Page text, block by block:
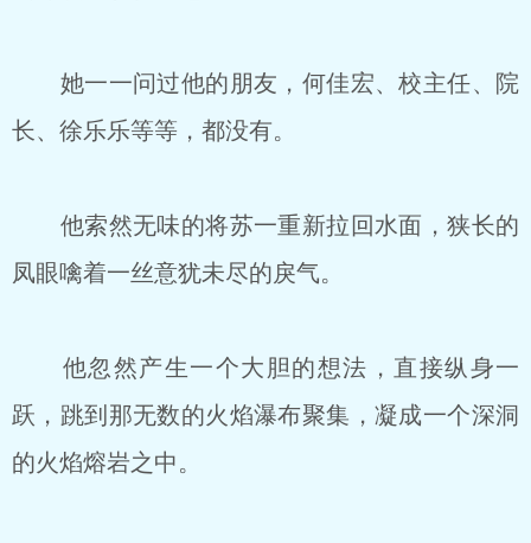
她一一问过他的朋友，何佳宏、校主任、院
长、徐乐乐等等，都没有。
他索然无味的将苏一重新拉回水面，狭长的
凤眼噙着一丝意犹未尽的戾气。
他忽然产生一个大胆的想法，直接纵身一
跃，跳到那无数的火焰瀑布聚集，凝成一个深洞
的火焰熔岩之中。